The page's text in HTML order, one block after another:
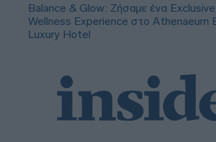
Balance & Glow: Ζήσαμε ένα
Wellness Experience στο Athenaeum
Luxury Hotel